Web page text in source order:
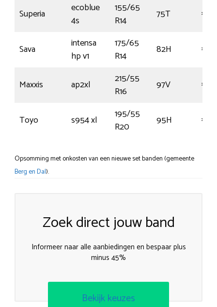
Superia
ecoblue
4s
155/65
R14
75T €48
Sava
intensa
hp v1
175/65
R14
82H €56
Maxxis ap2xl
215/55
R16
97V €94
Toyo s954 xl
195/55
R20
95H €133
Opsomming met onkosten van een nieuwe set banden (gemeente
Berg en Dal).
Zoek direct jouw band
Informeer naar alle aanbiedingen en bespaar plus
minus 45%
Bekijk keuzes